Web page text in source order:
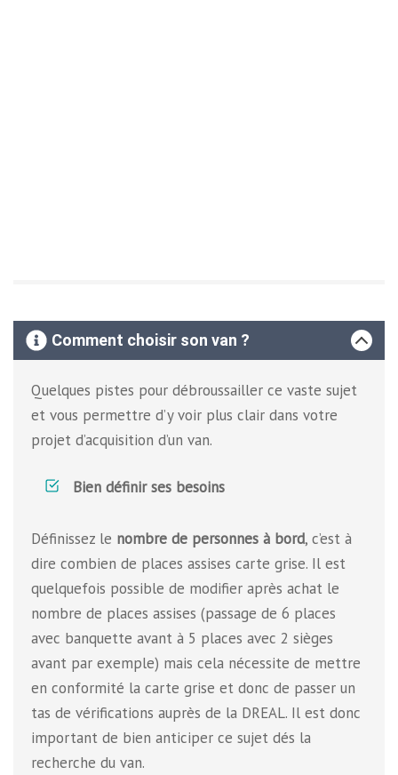
Comment choisir son van ?
Quelques pistes pour débroussailler ce vaste sujet
et vous permettre d’y voir plus clair dans votre
projet d’acquisition d’un van.
Bien définir ses besoins
Définissez le nombre de personnes à bord, c’est à
dire combien de places assises carte grise. Il est
quelquefois possible de modifier après achat le
nombre de places assises (passage de 6 places
avec banquette avant à 5 places avec 2 sièges
avant par exemple) mais cela nécessite de mettre
en conformité la carte grise et donc de passer un
tas de vérifications auprès de la DREAL. Il est donc
important de bien anticiper ce sujet dés la
recherche du van.